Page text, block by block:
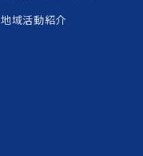
地域活動紹介